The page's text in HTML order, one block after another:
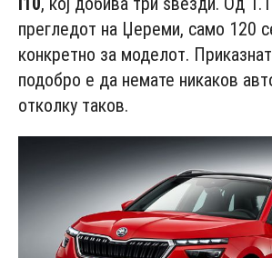
прегледот на Џереми, само 120
конкретно за моделот.
подобро е да немате никаков
отколку таков.